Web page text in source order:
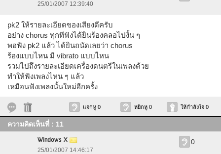
25/01/2007 12:39:40
pk2 ให้รายละเอียดของเสียงดีครับ
อย่าง chorus ทุกทีฟังได้ยินร้องคลอไปงั้น ๆ
พอฟัง pk2 แล้ว ได้ยินถนัดเลยว่า chorus
ร้องแบบไหน มี vibrato แบบไหน
รวมไปถึงรายละเอียดเครื่องดนตรีในเพลงด้วย
ทำให้ฟังเพลงไหน ๆ แล้ว
เหมือนฟังเพลงนั้นใหม่อีกครั้ง
แจกหู 0 หยิกหู 0 ให้กำลังใจ 0
ความคิดเห็นที่ : 11
Windows X
25/01/2007 14:46:17
0